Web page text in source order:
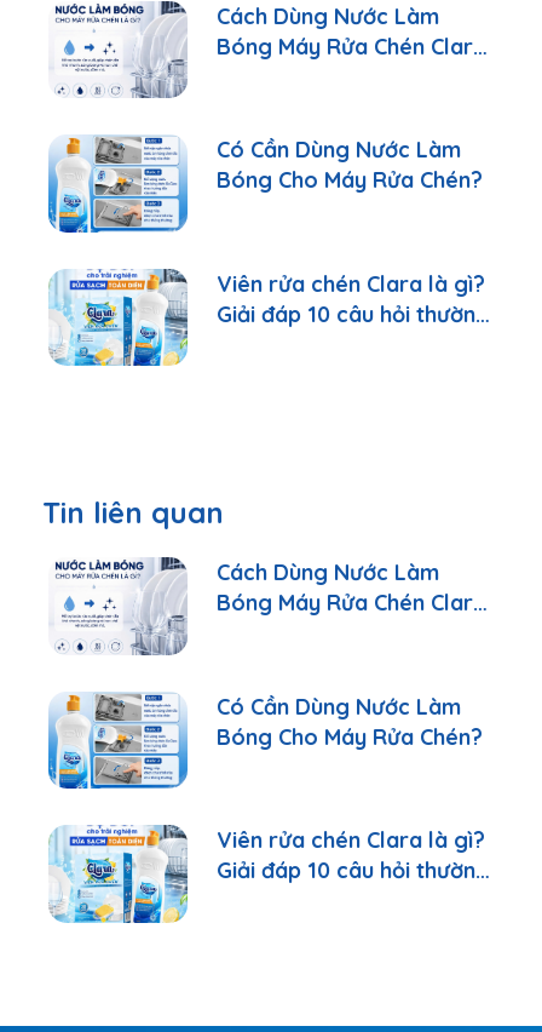
Cách Dùng Nước Làm
Bóng Máy Rửa Chén Clara
Có Cần Dùng Nước Làm
Bóng Cho Máy Rửa Chén?
Viên rửa chén Clara là gì?
Giải đáp 10 câu hỏi thường
Tin liên quan
Cách Dùng Nước Làm
Bóng Máy Rửa Chén Clara
Có Cần Dùng Nước Làm
Bóng Cho Máy Rửa Chén?
Viên rửa chén Clara là gì?
Giải đáp 10 câu hỏi thường